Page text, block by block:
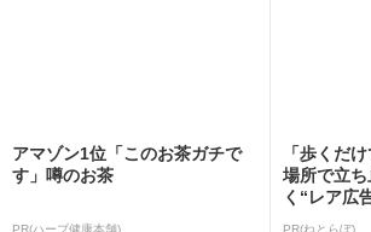
アマゾン1位「このお茶ガチで
す」噂のお茶
PR(ハーブ健康本舗)
「歩くだ
場所で立
く“レア広
PR(ねとらぼ)